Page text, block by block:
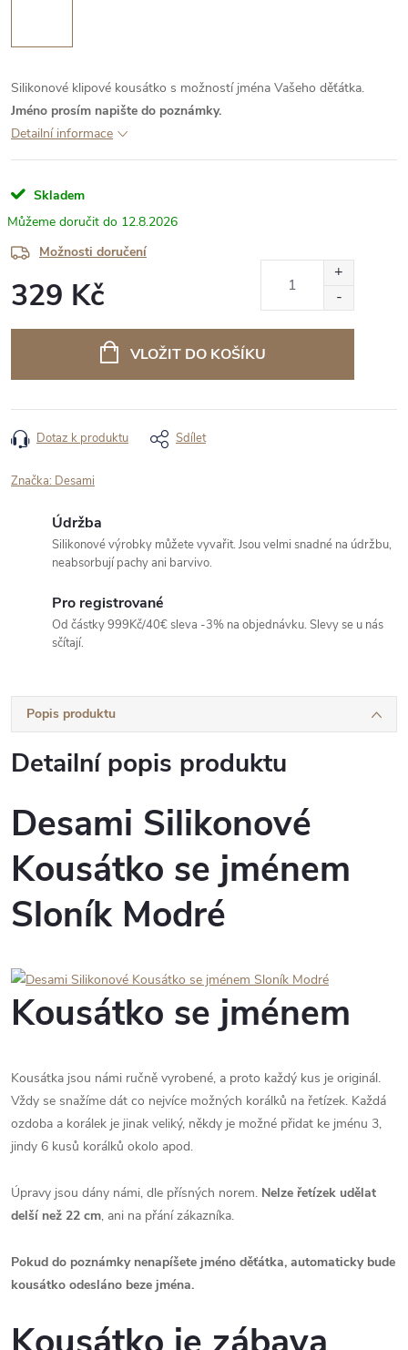
Silikonové klipové kousátko s možností jména Vašeho děťátka.
Jméno prosím napište do poznámky.
Detailní informace
Skladem
12.8.2026
Možnosti doručení
329 Kč
VLOŽIT DO KOŠÍKU
Dotaz k produktu Sdílet
Značka: Desami
Údržba
Silikonové výrobky můžete vyvařit. Jsou velmi snadné na údržbu,
neabsorbují pachy ani barvivo.
Pro registrované
Od částky 999Kč/40€ sleva -3% na objednávku. Slevy se u nás
sčítají.
Popis produktu
Detailní popis produktu
Desami Silikonové
Kousátko se jménem
Sloník Modré
Kousátko se jménem
Kousátka jsou námi ručně vyrobené, a proto každý kus je originál.
Vždy se snažíme dát co nejvíce možných korálků na řetízek. Každá
ozdoba a korálek je jinak veliký, někdy je možné přidat ke jménu 3,
jindy 6 kusů korálků okolo apod.
Úpravy jsou dány námi, dle přísných norem. Nelze řetízek udělat
delší než 22 cm, ani na přání zákazníka.
Pokud do poznámky nenapíšete jméno děťátka, automaticky bude
kousátko odesláno beze jména.